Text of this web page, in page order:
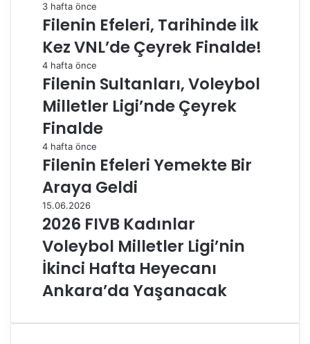
3 hafta önce
Filenin Efeleri, Tarihinde İlk
Kez VNL’de Çeyrek Finalde!
4 hafta önce
Filenin Sultanları, Voleybol
Milletler Ligi’nde Çeyrek
Finalde
4 hafta önce
Filenin Efeleri Yemekte Bir
Araya Geldi
15.06.2026
2026 FIVB Kadınlar
Voleybol Milletler Ligi’nin
İkinci Hafta Heyecanı
Ankara’da Yaşanacak